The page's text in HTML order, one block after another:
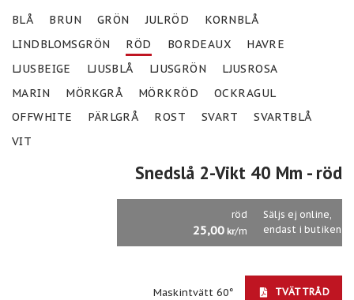
BLÅ BRUN GRÖN JULRÖD
KORNBLÅ
LINDBLOMSGRÖN
RÖD BORDEAUX
HAVRE
LJUSBEIGE
LJUSBLÅ LJUSGRÖN
LJUSROSA
MARIN
MÖRKGRÅ MÖRKRÖD
OCKRAGUL
OFFWHITE
PÄRLGRÅ ROST SVART
SVARTBLÅ
VIT
Snedslå 2-Vikt 40 Mm - röd
röd
25,00 kr/m
Säljs ej online,
endast i butiken
Maskintvätt 60° TVÄTTRÅD